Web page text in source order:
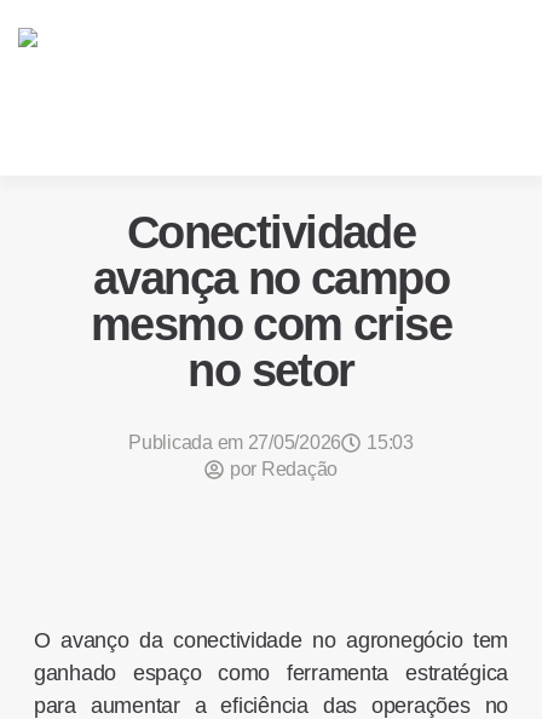
Conectividade
avança no campo
mesmo com crise
no setor
Publicada em 27/05/2026
15:03
por Redação
O avanço da conectividade no agronegócio tem
ganhado espaço como ferramenta estratégica
para aumentar a eficiência das operações no